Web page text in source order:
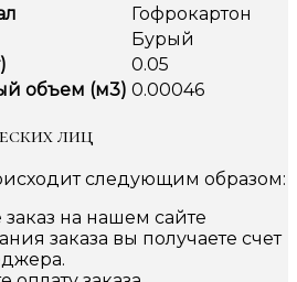
Гофрокартон
Бурый
0.05
объем (м3) 0.00046
лиц
следующим образом:
на нашем сайте
заказа вы получаете счет